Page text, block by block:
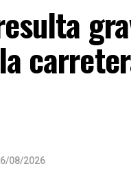
08/2026